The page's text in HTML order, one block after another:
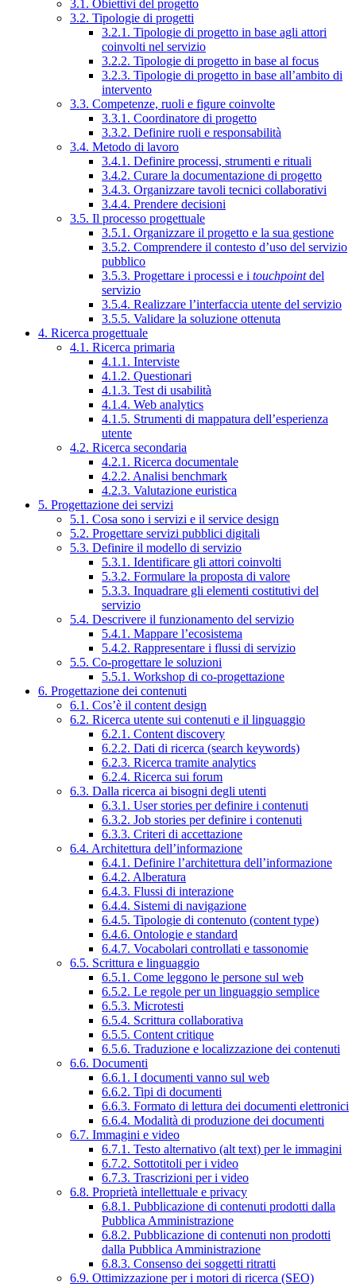
3.1. Obiettivi del progetto
3.2. Tipologie di progetti
3.2.1. Tipologie di progetto in base agli attori
coinvolti nel servizio
3.2.2. Tipologie di progetto in base al focus
3.2.3. Tipologie di progetto in base all’ambito di
intervento
3.3. Competenze, ruoli e figure coinvolte
3.3.1. Coordinatore di progetto
3.3.2. Definire ruoli e responsabilità
3.4. Metodo di lavoro
3.4.1. Definire processi, strumenti e rituali
3.4.2. Curare la documentazione di progetto
3.4.3. Organizzare tavoli tecnici collaborativi
3.4.4. Prendere decisioni
3.5. Il processo progettuale
3.5.1. Organizzare il progetto e la sua gestione
3.5.2. Comprendere il contesto d’uso del servizio
pubblico
3.5.3. Progettare i processi e i touchpointdel
servizio
3.5.4. Realizzare l’interfaccia utente del servizio
3.5.5. Validare la soluzione ottenuta
4. Ricerca progettuale
4.1. Ricerca primaria
4.1.1. Interviste
4.1.2. Questionari
4.1.3. Test di usabilità
4.1.4. Web analytics
4.1.5. Strumenti di mappatura dell’esperienza
utente
4.2. Ricerca secondaria
4.2.1. Ricerca documentale
4.2.2. Analisi benchmark
4.2.3. Valutazione euristica
5. Progettazione dei servizi
5.1. Cosa sono i servizi e il service design
5.2. Progettare servizi pubblici digitali
5.3. Definire il modello di servizio
5.3.1. Identificare gli attori coinvolti
5.3.2. Formulare la proposta di valore
5.3.3. Inquadrare gli elementi costitutivi del
servizio
5.4. Descrivere il funzionamento del servizio
5.4.1. Mappare l’ecosistema
5.4.2. Rappresentare i flussi di servizio
5.5. Co-progettare le soluzioni
5.5.1. Workshop di co-progettazione
6. Progettazione dei contenuti
6.1. Cos’è il content design
6.2. Ricerca utente sui contenuti e il linguaggio
6.2.1. Content discovery
6.2.2. Dati di ricerca (search keywords)
6.2.3. Ricerca tramite analytics
6.2.4. Ricerca sui forum
6.3. Dalla ricerca ai bisogni degli utenti
6.3.1. User stories per definire i contenuti
6.3.2. Job stories per definire i contenuti
6.3.3. Criteri di accettazione
6.4. Architettura dell’informazione
6.4.1. Definire l’architettura dell’informazione
6.4.2. Alberatura
6.4.3. Flussi di interazione
6.4.4. Sistemi di navigazione
6.4.5. Tipologie di contenuto (content type)
6.4.6. Ontologie e standard
6.4.7. Vocabolari controllati e tassonomie
6.5. Scrittura e linguaggio
6.5.1. Come leggono le persone sul web
6.5.2. Le regole per un linguaggio semplice
6.5.3. Microtesti
6.5.4. Scrittura collaborativa
6.5.5. Content critique
6.5.6. Traduzione e localizzazione dei contenuti
6.6. Documenti
6.6.1. I documenti vanno sul web
6.6.2. Tipi di documenti
6.6.3. Formato di lettura dei documenti elettronici
6.6.4. Modalità di produzione dei documenti
6.7. Immagini e video
6.7.1. Testo alternativo (alt text) per le immagini
6.7.2. Sottotitoli per i video
6.7.3. Trascrizioni per i video
6.8. Proprietà intellettuale e privacy
6.8.1. Pubblicazione di contenuti prodotti dalla
Pubblica Amministrazione
6.8.2. Pubblicazione di contenuti non prodotti
dalla Pubblica Amministrazione
6.8.3. Consenso dei soggetti ritratti
6.9. Ottimizzazione per i motori di ricerca (SEO)